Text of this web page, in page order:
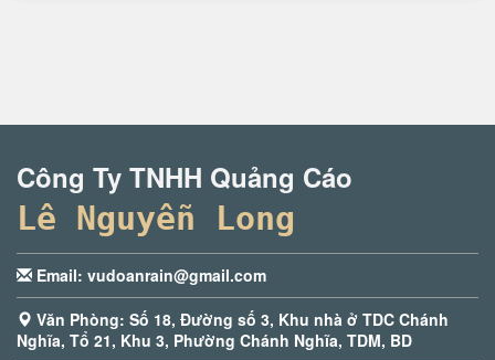
Công Ty TNHH Quảng Cáo
Lê Nguyễn Long
Email: vudoanrain@gmail.com
Văn Phòng: Số 18, Đường số 3, Khu nhà ở TDC Chánh
Nghĩa, Tổ 21, Khu 3, Phường Chánh Nghĩa, TDM, BD